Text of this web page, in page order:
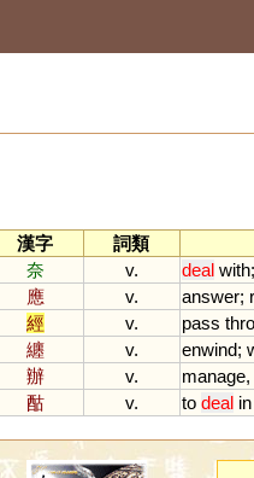
漢字
詞類
奈
v. deal with;
應
v. answer;
經
v. pass
纏
v. enwind;
辦
v. manage,
酤
v. to deal in